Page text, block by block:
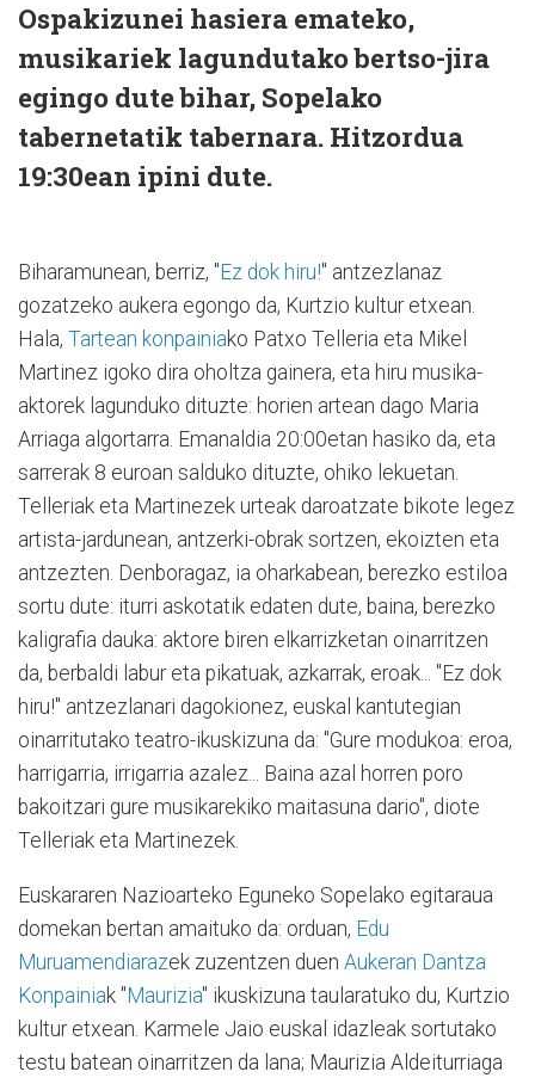
Ospakizunei hasiera emateko,
musikariek lagundutako bertso-jira
egingo dute bihar, Sopelako
tabernetatik tabernara. Hitzordua
19:30ean ipini dute.
Biharamunean, berriz, " Ez dok hiru!" antzezlanaz
gozatzeko aukera egongo da, Kurtzio kultur etxean.
Hala, Tartean konpainiako Patxo Telleria eta Mikel
Martinez igoko dira oholtza gainera, eta hiru musika-
aktorek lagunduko dituzte: horien artean dago Maria
Arriaga algortarra. Emanaldia 20:00etan hasiko da, eta
sarrerak 8 euroan salduko dituzte, ohiko lekuetan.
Telleriak eta Martinezek urteak daroatzate bikote legez
artista-jardunean, antzerki-obrak sortzen, ekoizten eta
antzezten. Denboragaz, ia oharkabean, berezko estiloa
sortu dute: iturri askotatik edaten dute, baina, berezko
kaligrafia dauka: aktore biren elkarrizketan oinarritzen
da, berbaldi labur eta pikatuak, azkarrak, eroak... "Ez dok
hiru!" antzezlanari dagokionez, euskal kantutegian
oinarritutako teatro-ikuskizuna da: "Gure modukoa: eroa,
harrigarria, irrigarria azalez... Baina azal horren poro
bakoitzari gure musikarekiko maitasuna dario", diote
Telleriak eta Martinezek.
Euskararen Nazioarteko Egune­ko Sopelako egitaraua
domekan bertan amaituko da: orduan, Edu
Muruamendiarazek zuzentzen duen Aukeran Dantza
Konpainiak "Maurizia" ikuskizuna taularatuko du, Kurtzio
kultur etxean. Karmele Jaio euskal idazleak sortutako
testu batean oinarritzen da lana; Maurizia Aldeiturriaga